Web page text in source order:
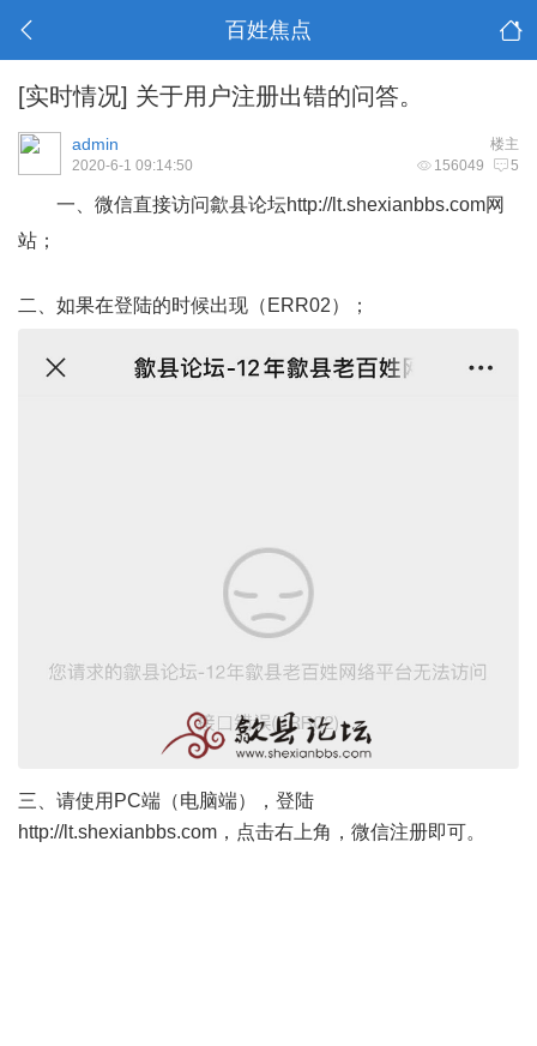
百姓焦点
[实时情况] 关于用户注册出错的问答。
楼主
admin
156049 5
2020-6-1 09:14:50
一、微信直接访问歙县论坛http://lt.shexianbbs.com网
站；
二、如果在登陆的时候出现（ERR02）；
三、请使用PC端（电脑端），登陆
http://lt.shexianbbs.com ，点击右上角，微信注册即可。